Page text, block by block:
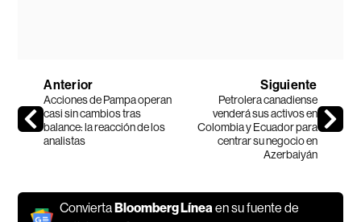
Anterior
Acciones de Pampa operan
casi sin cambios tras
balance: la reacción de los
analistas
Siguiente
Petrolera canadiense
venderá sus activos en
Colombia y Ecuador para
centrar su negocio en
Azerbaiyán
ConviertaBloomberg Líneaen su fuente de